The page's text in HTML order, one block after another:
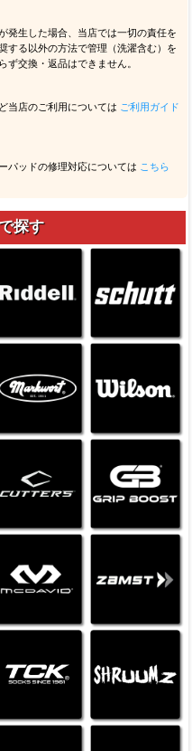
発生した場合、当店では一切の責任を
する以外の方法で管理（洗濯含む）を
ず交換・返品はできません。
当店のご利用については ご利用ガイド
パッドの修理対応については こちら
探す